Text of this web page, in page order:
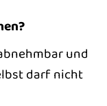
und
darf nicht